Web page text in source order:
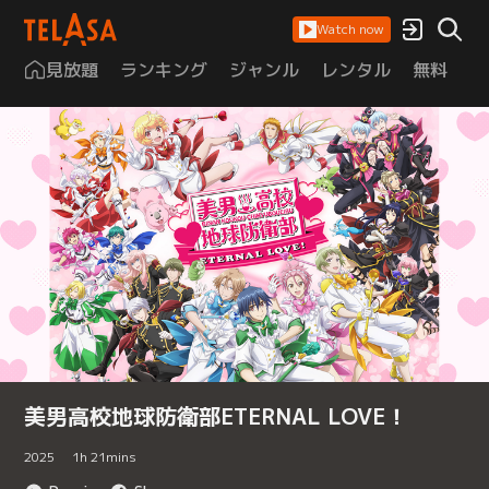
Watch now
見放題 ランキング ジャンル レンタル 無料
美男高校地球防衛部ETERNAL LOVE！
2025 1h 21mins